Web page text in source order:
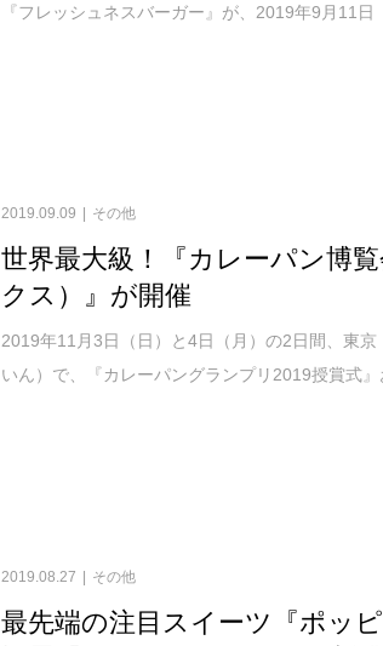
『フレッシュネスバーガー』が、2019年9月11日
2019.09.09 その他
世界最大級！『カレーパン博
クス）』が開催
2019年11月3日（日）と4日（月）の2日間、東
いん）で、『カレーパングランプリ2019授賞式』
2019.08.27 その他
最先端の注目スイーツ『ポッ